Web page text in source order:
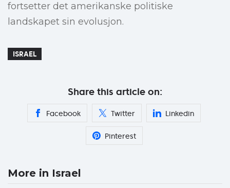
fortsetter det amerikanske politiske
landskapet sin evolusjon.
ISRAEL
Share this article on:
Facebook Twitter Linkedin
Pinterest
More in Israel